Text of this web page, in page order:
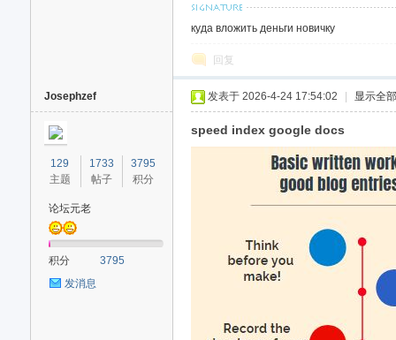
куда вложить деньги новичку
回复
Josephzef
129
主题
1733
帖子
3795
积分
论坛元老
积分
3795
发消息
发表于 2026-4-24 17:54:02 显示全
speed index google docs